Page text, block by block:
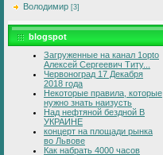
Володимир [3]
blogspot
Загруженные на канал 1opto
Алексей Сергеевич Титу...
Червоноград 17 Декабря
2018 года
Некоторые правила, которые
нужно знать наизусть
Над нефтяной бездной В
УКРАИНЕ
концерт на площади рынка
во Львове
Как набрать 4000 часов